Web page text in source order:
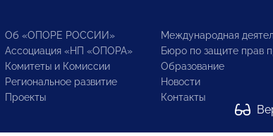
Об «ОПОРЕ РОССИИ»
Ассоциация «НП «ОПОРА»
Комитеты и Комиссии
Региональное развитие
Проекты
Международная
Бюро по защите прав
Образование
Новости
Контакты